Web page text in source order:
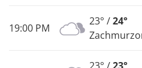
19:00 PM
23° /24°